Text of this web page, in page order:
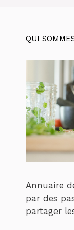
QUI
Annuaire
par des
partager